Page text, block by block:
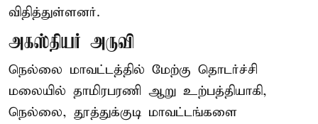
விதித்துள்ளனர்.
அகஸ்தியர் அருவி
நெல்லை மாவட்டத்தில் மேற்கு தொடர்ச்சி
மலையில் தாமிரபரணி ஆறு உற்பத்தியாகி,
நெல்லை, தூத்துக்குடி மாவட்டங்களை